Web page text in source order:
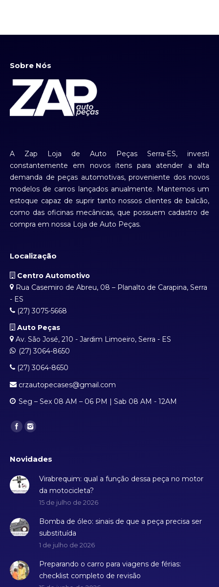
Sobre Nós
A Zap Loja de Auto Peças Serra-ES, investi
constantemente em novos itens para atender a alta
demanda de peças automotivas, proveniente dos novos
modelos de carros lançados anualmente. Mantemos um
estoque capaz de suprir tanto nossos clientes de balcão,
como das oficinas mecânicas, que possuem cadastro de
compra em nossa Loja de Auto Peças.
Localização
Centro Automotivo
Rua Casemiro de Abreu, 08 – Planalto de Carapina, Serra
- ES
(27) 3075-5668
Auto Peças
Av. São José, 210 - Jardim Limoeiro, Serra - ES
(27) 3064-8650
(27) 3064-8650
crzautopecases@gmail.com
Seg – Sex 08 AM – 06 PM | Sab 08 AM - 12AM
Find us on:
Novidades
Virabrequim: qual a função dessa peça no motor
da motocicleta?
15 de julho de 2026
Bomba de óleo: sinais de que a peça precisa ser
substituída
1 de julho de 2026
Preparando o carro para viagens de férias:
checklist completo de revisão